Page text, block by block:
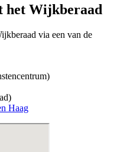
het Wijkberaad
via een van de
Haag